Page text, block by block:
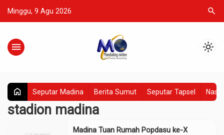
Minggu, 9 Agu 2026 search
menu light_mode
home Seputar Madina Berita Sumut Seputar Tapsel
stadion madina
Madina Tuan Rumah Popdasu ke-X